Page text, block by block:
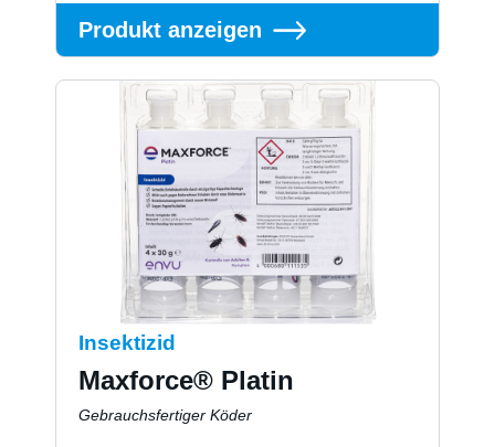
Produkt anzeigen
Insektizid
Maxforce® Platin
Gebrauchsfertiger Köder